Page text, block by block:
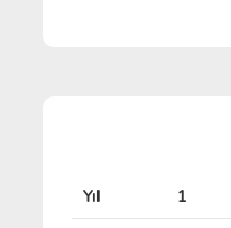
Yıl 1